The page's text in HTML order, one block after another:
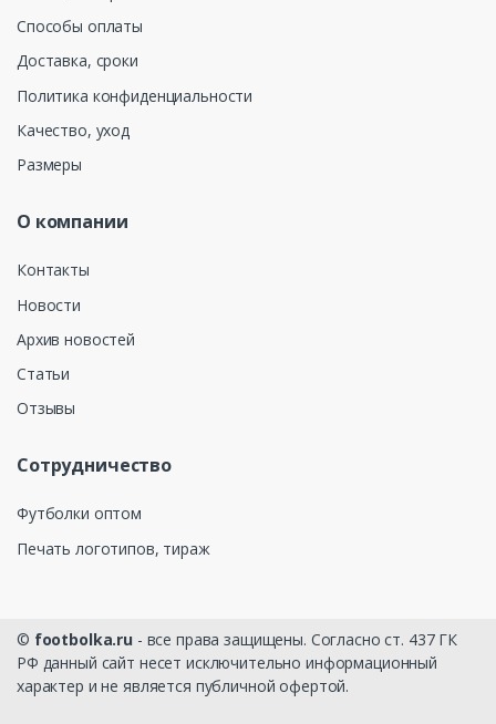
Способы оплаты
Доставка, сроки
Политика конфиденциальности
Качество, уход
Размеры
О компании
Контакты
Новости
Архив новостей
Статьи
Отзывы
Сотрудничество
Футболки оптом
Печать логотипов, тираж
© footbolka.ru - все права защищены. Согласно ст. 437 ГК
РФ данный сайт несет исключительно информационный
характер и не является публичной офертой.